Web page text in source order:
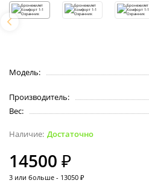
Модель:
Производитель:
Вес:
Достаточно
14500 ₽
3 или больше - 13050 ₽